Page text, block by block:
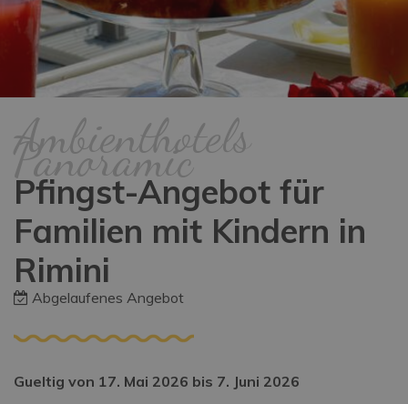
Ambienthotels
Panoramic
Pfingst-Angebot für
Familien mit Kindern in
Rimini
Abgelaufenes Angebot
Gueltig von 17. Mai 2026 bis 7. Juni 2026